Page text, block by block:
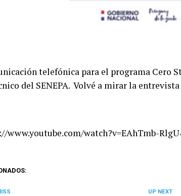
telefónica para el programa Cero
del SENEPA. Volvé a mirar la
watch?v=EAhTmb-
UP NEXT